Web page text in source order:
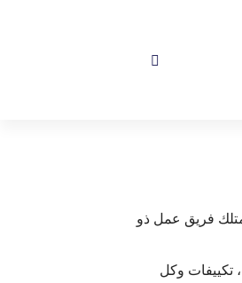
فريق عمل ذو
تكييفات وكل